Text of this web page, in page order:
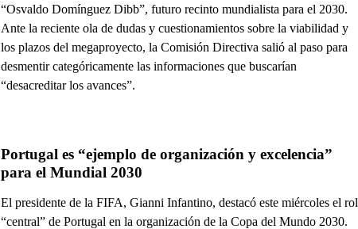
“Osvaldo Domínguez Dibb”, futuro recinto mundialista para el 2030.
Ante la reciente ola de dudas y cuestionamientos sobre la viabilidad y
los plazos del megaproyecto, la Comisión Directiva salió al paso para
desmentir categóricamente las informaciones que buscarían
“desacreditar los avances”.
Portugal es “ejemplo de organización y excelencia”
para el Mundial 2030
El presidente de la FIFA, Gianni Infantino, destacó este miércoles el rol
“central” de Portugal en la organización de la Copa del Mundo 2030.